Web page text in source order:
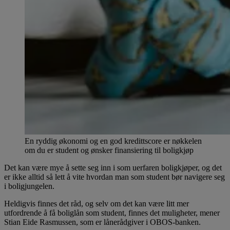
En ryddig økonomi og en god kredittscore er nøkkelen
om du er student og ønsker finansiering til boligkjøp
Det kan være mye å sette seg inn i som uerfaren boligkjøper, og det
er ikke alltid så lett å vite hvordan man som student bør navigere seg
i boligjungelen.
Heldigvis finnes det råd, og selv om det kan være litt mer
utfordrende å få boliglån som student, finnes det muligheter, mener
Stian Eide Rasmussen, som er lånerådgiver i OBOS-banken.